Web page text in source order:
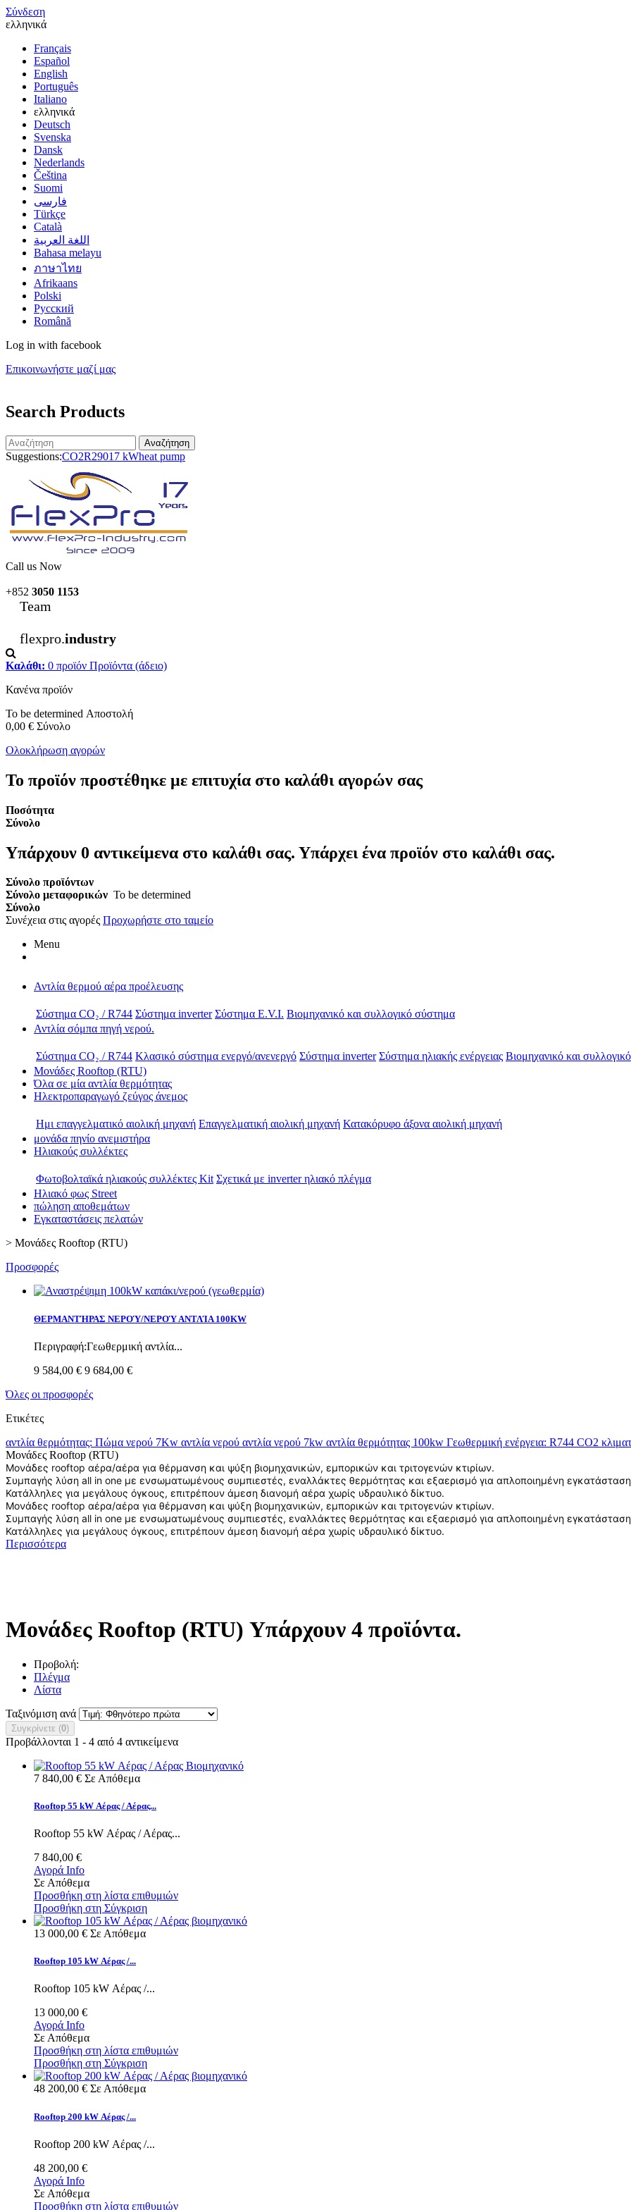
Σύνδεση
ελληνικά
Français
Español
English
Português
Italiano
ελληνικά
Deutsch
Svenska
Dansk
Nederlands
Čeština
Suomi
فارسى
Türkçe
Català
اللغة العربية
Bahasa melayu
ภาษาไทย
Afrikaans
Polski
Русский
Română
Log in with facebook
Επικοινωνήστε μαζί μας
Search Products
Αναζήτηση
Suggestions:CO2R29017 kWheat pump
Call us Now
+852 3050 1153
Team
flexpro.industry
Καλάθι: 0 προϊόν Προϊόντα (άδειο)
Κανένα προϊόν
To be determined Αποστολή
0,00 € Σύνολο
Ολοκλήρωση αγορών
Το προϊόν προστέθηκε με επιτυχία στο καλάθι αγορών σας
Ποσότητα
Σύνολο
Υπάρχουν 0 αντικείμενα στο καλάθι σας. Υπάρχει ένα προϊόν στο καλάθι σας.
Σύνολο προϊόντων
Σύνολο μεταφορικών To be determined
Σύνολο
Συνέχεια στις αγορές Προχωρήστε στο ταμείο
Menu
Αντλία θερμού αέρα προέλευσης
Σύστημα CO₂ / R744 Σύστημα inverter Σύστημα E.V.I. Βιομηχανικό και συλλογικό σύστημα
Αντλία σόμπα πηγή νερού.
Σύστημα CO₂ / R744 Κλασικό σύστημα ενεργό/ανενεργό Σύστημα inverter Σύστημα ηλιακής ενέργειας Βιομηχανικό και
Μονάδες Rooftop (RTU)
Όλα σε μία αντλία θερμότητας
Ηλεκτροπαραγωγό ζεύγος άνεμος
Ημι επαγγελματικό αιολική μηχανή Επαγγελματική αιολική μηχανή Κατακόρυφο άξονα αιολική μηχανή
μονάδα πηνίο ανεμιστήρα
Ηλιακούς συλλέκτες
Φωτοβολταϊκά ηλιακούς συλλέκτες Kit Σχετικά με inverter ηλιακό πλέγμα
Ηλιακό φως Street
πώληση αποθεμάτων
Εγκαταστάσεις πελατών
> Μονάδες Rooftop (RTU)
Προσφορές
ΘΕΡΜΑΝΤΉΡΑΣ ΝΕΡΟΎ/ΝΕΡΟΎ ΑΝΤΛΊΑ 100KW
Περιγραφή:Γεωθερμική αντλία...
9 584,00 € 9 684,00 €
Όλες οι προσφορές
Ετικέτες
αντλία θερμότητας: Πώμα νερού 7Kw αντλία νερού αντλία νερού 7kw αντλία θερμότητας 100kw Γεωθερμική ενέργεια: R744 CO2
Μονάδες Rooftop (RTU)
Μονάδες rooftop αέρα/αέρα για θέρμανση και ψύξη βιομηχανικών, εμπορικών και τριτογενών κτιρίων.
Συμπαγής λύση all in one με ενσωματωμένους συμπιεστές, εναλλάκτες θερμότητας και εξαερισμό για απλοποιημένη
Κατάλληλες για μεγάλους όγκους, επιτρέπουν άμεση διανομή αέρα χωρίς υδραυλικό δίκτυο.
Μονάδες rooftop αέρα/αέρα για θέρμανση και ψύξη βιομηχανικών, εμπορικών και τριτογενών κτιρίων.
Συμπαγής λύση all in one με ενσωματωμένους συμπιεστές, εναλλάκτες θερμότητας και εξαερισμό για απλοποιημένη
Κατάλληλες για μεγάλους όγκους, επιτρέπουν άμεση διανομή αέρα χωρίς υδραυλικό δίκτυο.
Περισσότερα
Μονάδες Rooftop (RTU) Υπάρχουν 4 προϊόντα.
Προβολή:
Πλέγμα
Λίστα
Ταξινόμιση ανά
Συγκρίνετε (0)
Προβάλλονται 1 - 4 από 4 αντικείμενα
7 840,00 € Σε Απόθεμα
Rooftop 55 kW Αέρας / Αέρας...
Rooftop 55 kW Αέρας / Αέρας...
7 840,00 €
Αγορά Info
Σε Απόθεμα
Προσθήκη στη λίστα επιθυμιών
Προσθήκη στη Σύγκριση
13 000,00 € Σε Απόθεμα
Rooftop 105 kW Αέρας /...
Rooftop 105 kW Αέρας /...
13 000,00 €
Αγορά Info
Σε Απόθεμα
Προσθήκη στη λίστα επιθυμιών
Προσθήκη στη Σύγκριση
48 200,00 € Σε Απόθεμα
Rooftop 200 kW Αέρας /...
Rooftop 200 kW Αέρας /...
48 200,00 €
Αγορά Info
Σε Απόθεμα
Προσθήκη στη λίστα επιθυμιών